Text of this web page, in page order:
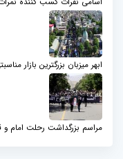
ابهر میزبان بزرگترین بازار
مراسم بزرگداشت رحلت امام و